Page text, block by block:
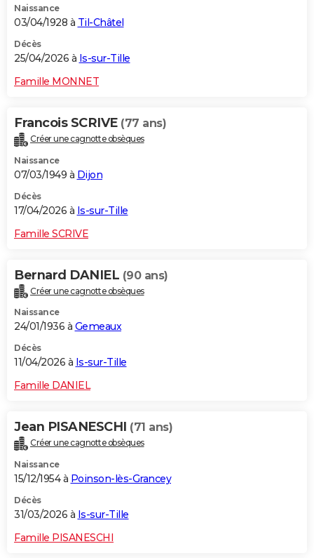
Naissance
03/04/1928 à Til-Châtel
Décès
25/04/2026 à Is-sur-Tille
Famille MONNET
Francois SCRIVE (77 ans)
Créer une cagnotte obsèques
Naissance
07/03/1949 à Dijon
Décès
17/04/2026 à Is-sur-Tille
Famille SCRIVE
Bernard DANIEL (90 ans)
Créer une cagnotte obsèques
Naissance
24/01/1936 à Gemeaux
Décès
11/04/2026 à Is-sur-Tille
Famille DANIEL
Jean PISANESCHI (71 ans)
Créer une cagnotte obsèques
Naissance
15/12/1954 à Poinson-lès-Grancey
Décès
31/03/2026 à Is-sur-Tille
Famille PISANESCHI